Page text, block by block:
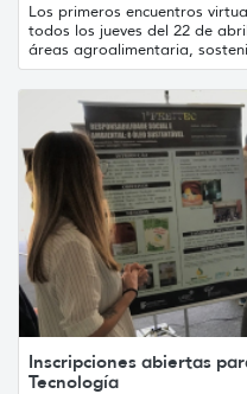
Los primeros encuentros
todos los jueves del 22 de
áreas agroalimentaria,
Inscripciones abiertas
Tecnología